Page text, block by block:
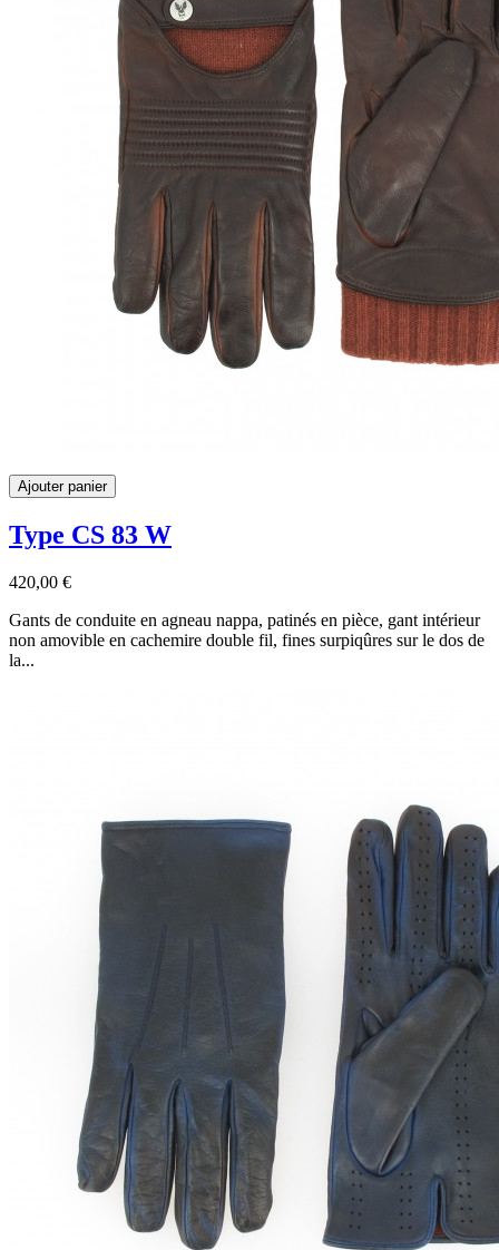
Ajouter panier
Type CS 83 W
420,00 €
Gants de conduite en agneau nappa, patinés en pièce, gant intérieur
non amovible en cachemire double fil, fines surpiqûres sur le dos de
la...